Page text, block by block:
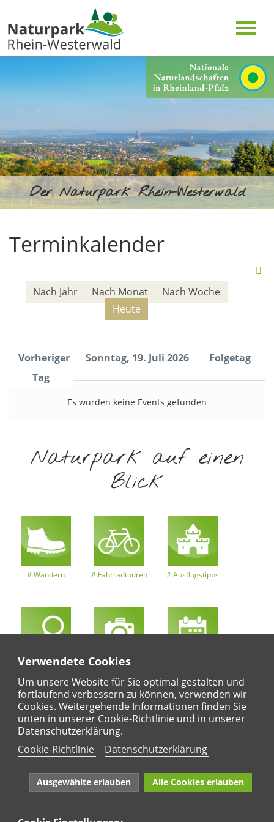
Verwendete Cookies
Um unsere Website für Sie optimal gestalten und
fortlaufend verbessern zu können, verwenden wir
Cookies. Weitergehende Informationen finden Sie
unten in unserer Cookie-Richtlinie und in unserer
Datenschutzerklärung.
Cookie-Richtlinie
Datenschutzerklärung
Ausgewählte erlauben Alle Cookies erlauben
Der Naturpark Rhein-Westerwald
Terminkalender
Nach Jahr Nach Monat
Nach Woche
Heute
Vorheriger
Tag
Sonntag, 19. Juli 2026 Folgetag
Es wurden keine Events gefunden
Naturpark auf einen
Blick
Wandern Fahrradtouren Ausflugstipps
Entdeckertouren Ansichten
Regional
Karte